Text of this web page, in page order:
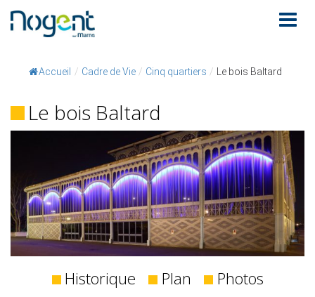
Accueil / Cadre de Vie / Cinq quartiers / Le bois Baltard
Le bois Baltard
Historique Plan
Photos